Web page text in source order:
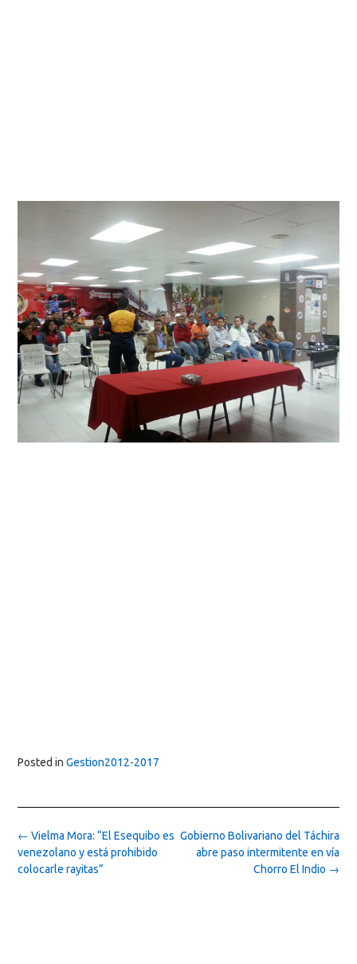
Posted in Gestion2012-2017
Post
navigation
Gobierno Bolivariano del Táchira
abre paso intermitente en vía
Chorro El Indio →
← Vielma Mora: “El Esequibo es
venezolano y está prohibido
colocarle rayitas”